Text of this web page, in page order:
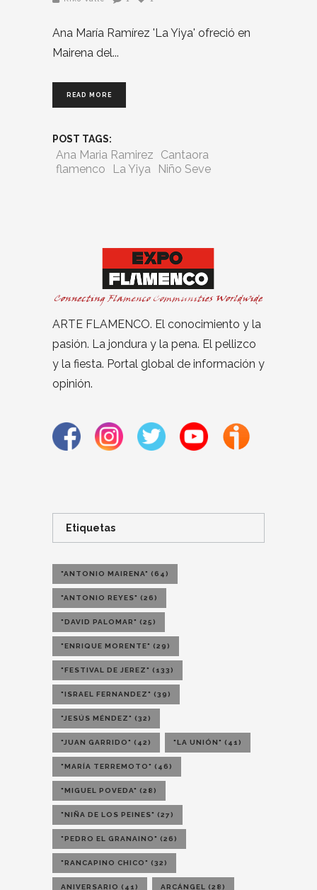
Ana María Ramírez 'La Yiya' ofreció en
Mairena del
READ MORE
POST TAGS:
Ana Maria Ramirez
Cantaora
flamenco
La Yiya Niño Seve
ARTE FLAMENCO. El conocimiento y la
pasión. La jondura y la pena. El pellizco
y la fiesta. Portal global de información y
opinión.
Etiquetas
"ANTONIO MAIRENA" (64)
"ANTONIO REYES" (26)
"DAVID PALOMAR" (25)
"ENRIQUE MORENTE" (29)
"FESTIVAL DE JEREZ" (133)
"ISRAEL FERNANDEZ" (39)
"JESÚS MÉNDEZ" (32)
"JUAN GARRIDO" (42) "LA UNIÓN" (41)
"MARÍA TERREMOTO" (46)
"MIGUEL POVEDA" (28)
"NIÑA DE LOS PEINES" (27)
"PEDRO EL GRANAINO" (26)
"RANCAPINO CHICO" (32)
ANIVERSARIO (41) ARCÁNGEL (28)